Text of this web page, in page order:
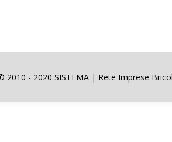
2010 - 2020 SISTEMA | Rete Imprese